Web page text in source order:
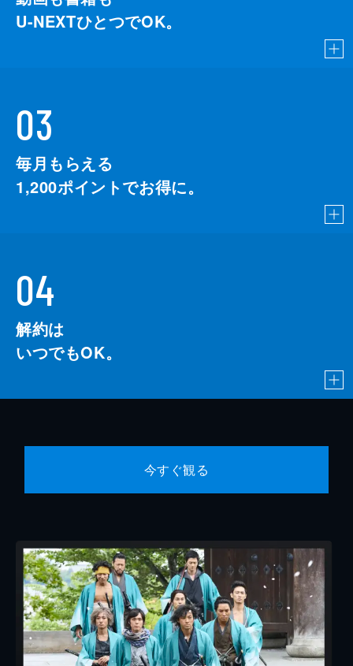
U-NEXTひとつでOK。
03
毎月もらえる
1,200ポイントでお得に。
04
解約は
いつでもOK。
今すぐ観る